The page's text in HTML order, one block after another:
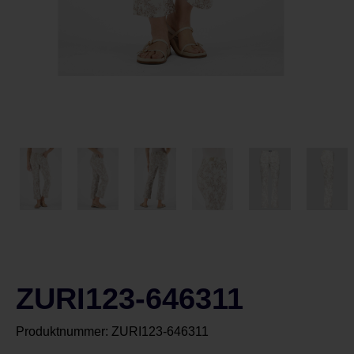
ZURI123-646311
Produktnummer: ZURI123-646311